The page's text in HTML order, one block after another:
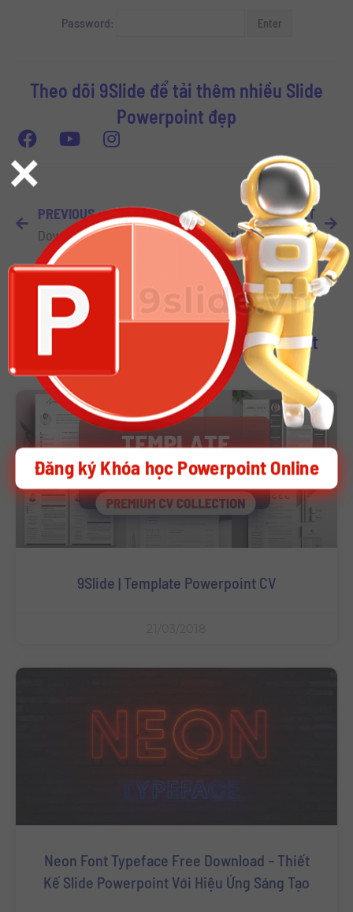
Password:
Theo dõi 9Slide để tải thêm nhiều Slide
Powerpoint đẹp
PREVIOUS
Download Top 5 Font Chữ dành cho Slide Powerpoint về Tết Tân Sửu 2021
NEXT
International Women’s Day Slide Powerpoint Template – Slide Powerpoint cho ngày Phụ nữ 8/3
Download Other Template Powerpoint
9Slide | Template Powerpoint CV
Neon Font Typeface Free Download – Thiết
Kế Slide Powerpoint Với Hiệu Ứng Sáng Tạo
×
Đăng ký Khóa học Powerpoint Online